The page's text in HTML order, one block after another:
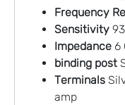
Frequency
Sensitivity
Impedance 6
binding post
Terminals
amp